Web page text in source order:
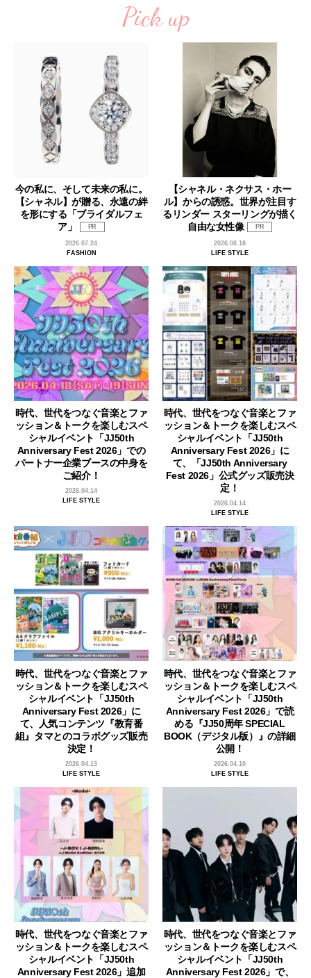
Pick up
今の私に、そして未来の私に。
【シャネル】が贈る、永遠の絆
を形にする「ブライダルフェ
ア」
PR
2026.07.24
FASHION
【シャネル・ネクサス・ホー
ル】からの誘惑。世界が注目す
るリンダー スターリングが描く
自由な女性像
PR
2026.06.18
LIFE STYLE
時代、世代をつなぐ音楽とファ
ッション＆トークを楽しむスペ
シャルイベント「JJ50th
Anniversary Fest 2026」での
パートナー企業ブースの中身を
ご紹介！
2026.04.14
LIFE STYLE
時代、世代をつなぐ音楽とファ
ッション＆トークを楽しむスペ
シャルイベント「JJ50th
Anniversary Fest 2026」に
て、「JJ50th Anniversary
Fest 2026」公式グッズ販売決
定！
2026.04.14
LIFE STYLE
時代、世代をつなぐ音楽とファ
ッション＆トークを楽しむスペ
シャルイベント「JJ50th
Anniversary Fest 2026」に
て、人気コンテンツ『教育番
組』タマとのコラボグッズ販売
決定！
2026.04.13
LIFE STYLE
時代、世代をつなぐ音楽とファ
ッション＆トークを楽しむスペ
シャルイベント「JJ50th
Anniversary Fest 2026」で読
める『JJ50周年 SPECIAL
BOOK（デジタル版）』の詳細
公開！
2026.04.10
LIFE STYLE
時代、世代をつなぐ音楽とファ
ッション＆トークを楽しむスペ
シャルイベント「JJ50th
Anniversary Fest 2026」追加
時代、世代をつなぐ音楽とファ
ッション＆トークを楽しむスペ
シャルイベント「JJ50th
Anniversary Fest 2026」で、